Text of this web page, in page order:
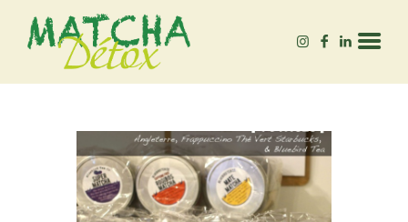
MATCHA-DÉTOX
Autrice – Experte en Matcha bio, & bien-être 🌱
QUEL MATCHA ACHETER
?
BLOG